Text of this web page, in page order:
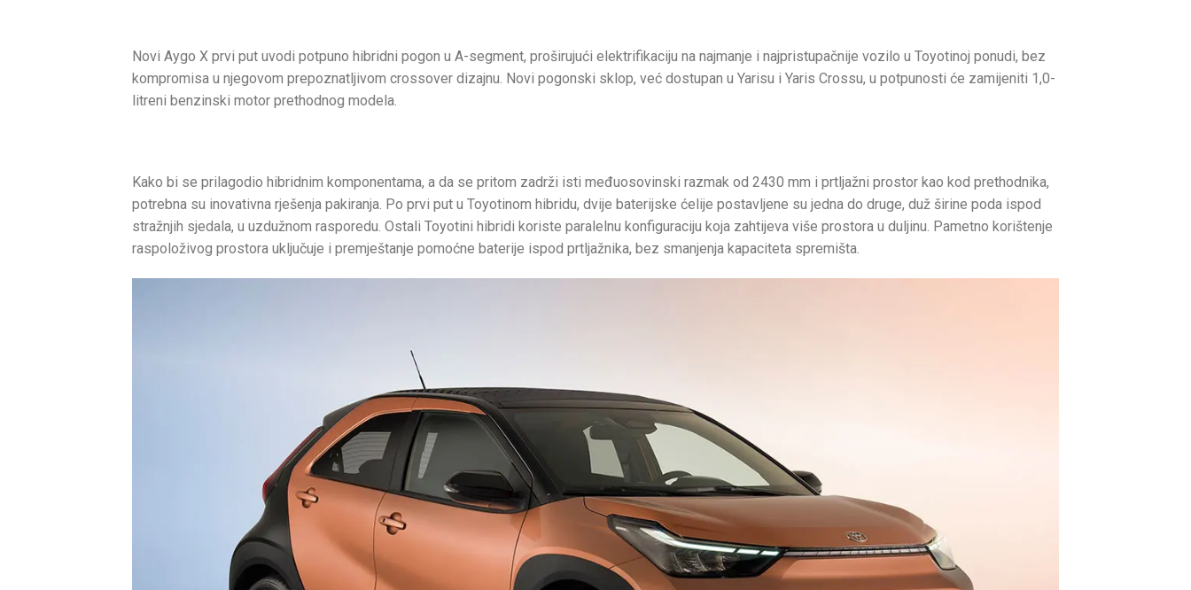
Novi Aygo X prvi put uvodi potpuno hibridni pogon u A-segment, proširujući elektrifikaciju na najmanje i najpristupačnije vozilo u Toyotinoj ponudi, bez
kompromisa u njegovom prepoznatljivom crossover dizajnu. Novi pogonski sklop, već dostupan u Yarisu i Yaris Crossu, u potpunosti će zamijeniti 1,0-
litreni benzinski motor prethodnog modela.
Kako bi se prilagodio hibridnim komponentama, a da se pritom zadrži isti međuosovinski razmak od 2430 mm i prtljažni prostor kao kod prethodnika,
potrebna su inovativna rješenja pakiranja. Po prvi put u Toyotinom hibridu, dvije baterijske ćelije postavljene su jedna do druge, duž širine poda ispod
stražnjih sjedala, u uzdužnom rasporedu. Ostali Toyotini hibridi koriste paralelnu konfiguraciju koja zahtijeva više prostora u duljinu. Pametno korištenje
raspoloživog prostora uključuje i premještanje pomoćne baterije ispod prtljažnika, bez smanjenja kapaciteta spremišta.